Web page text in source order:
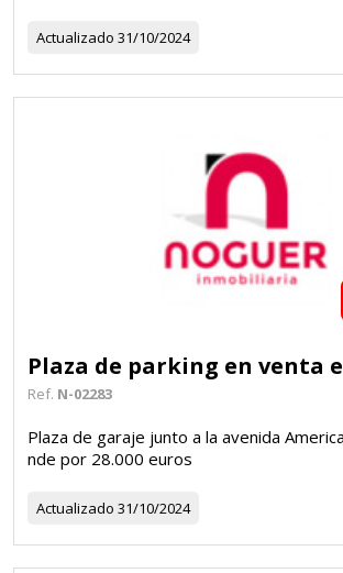
Actualizado 31/10/2024
Plaza de parking en venta
Ref. N-02283
Plaza de garaje junto a la avenida
nde por 28.000 euros
Actualizado 31/10/2024